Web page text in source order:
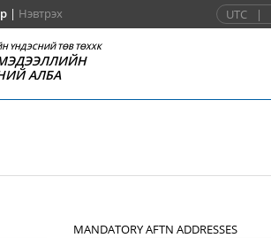
| Нэвтрэх UTC |
ҮНДЭСНИЙ ТӨВ ТӨХХК
АЛБА
MANDATORY AFTN ADDRESSES